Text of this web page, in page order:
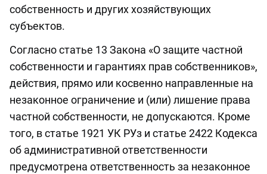
собственность и других хозяйствующих
субъектов.
Согласно статье 13 Закона «О защите частной
собственности и гарантиях прав собственников»,
действия, прямо или косвенно направленные на
незаконное ограничение и (или) лишение права
частной собственности, не допускаются. Кроме
того, в статье 1921 УК РУз и статье 2422 Кодекса
об административной ответственности
предусмотрена ответственность за незаконное